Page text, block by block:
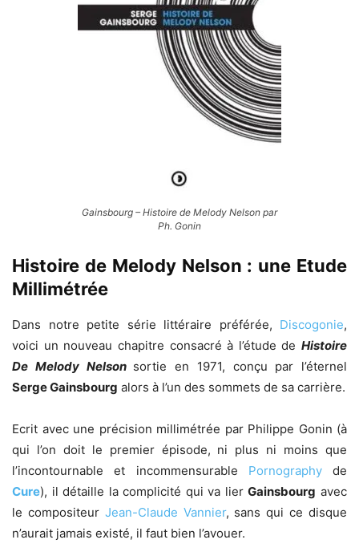
Gainsbourg – Histoire de Melody Nelson par
Ph. Gonin
Histoire de Melody Nelson : une Etude
Millimétrée
Dans notre petite série littéraire préférée, Discogonie,
voici un nouveau chapitre consacré à l’étude de Histoire
De Melody Nelson sortie en 1971, conçu par l’éternel
Serge Gainsbourg alors à l’un des sommets de sa carrière.
Ecrit avec une précision millimétrée par Philippe Gonin (à
qui l’on doit le premier épisode, ni plus ni moins que
l’incontournable et incommensurable Pornographyde
Cure), il détaille la complicité qui va lierGainsbourg avec
le compositeur Jean-Claude Vannier, sans qui ce disque
n’aurait jamais existé, il faut bien l’avouer.